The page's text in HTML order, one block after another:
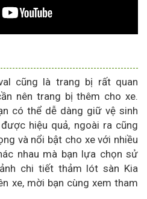
cũng là trang bị rất quan
nên trang bị thêm cho xe.
có thể dễ dàng giữ vệ sinh
hiệu quả, ngoài ra cũng
và nổi bật cho xe với nhiều
nhau mà bạn lựa chọn sử
chi tiết thảm lót sàn Kia
xe, mời bạn cùng xem tham